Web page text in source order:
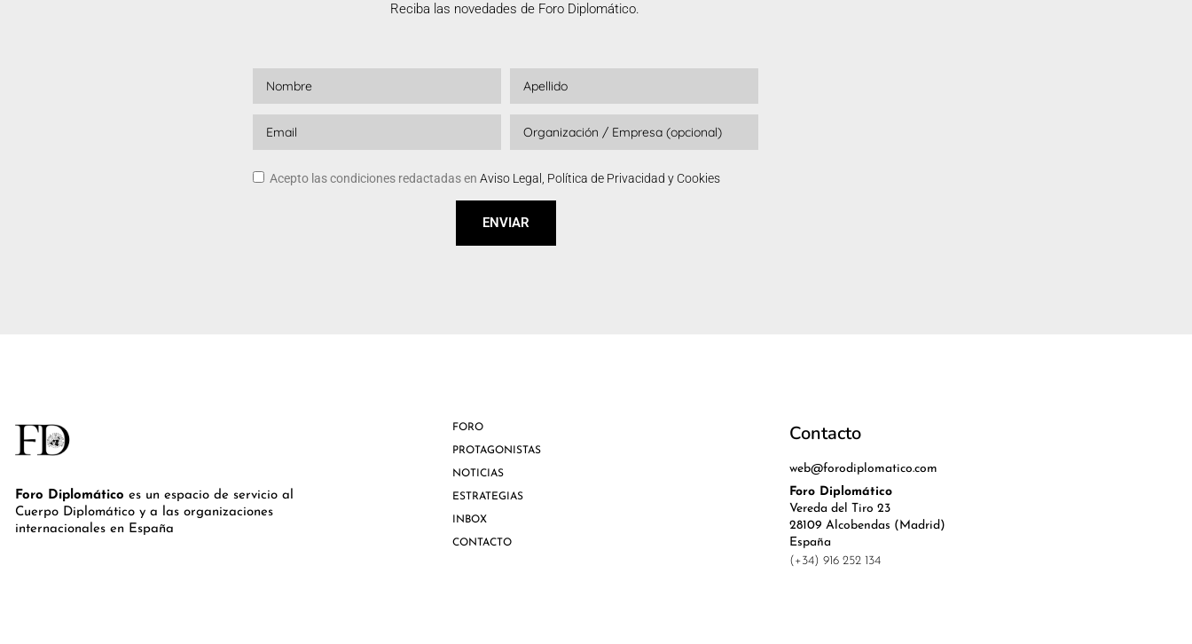
Reciba las novedades de Foro Diplomático.
Acepto las condiciones redactadas en Aviso Legal, Política de Privacidad y Cookies
ENVIAR
Foro Diplomático es un espacio de servicio al
Cuerpo Diplomático y a las organizaciones
internacionales en España
FORO
PROTAGONISTAS
NOTICIAS
ESTRATEGIAS
INBOX
CONTACTO
Contacto
web@forodiplomatico.com
Foro Diplomático
Vereda del Tiro 23
28109 Alcobendas (Madrid)
España
(+34) 916 252 134